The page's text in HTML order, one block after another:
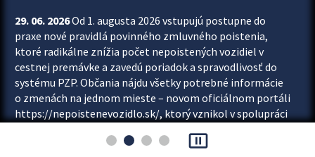
29. 06. 2026Od 1. augusta 2026 vstupujú postupne do
praxe nové pravidlá povinného zmluvného poistenia,
ktoré radikálne znížia počet nepoistených vozidiel v
cestnej premávke a zavedú poriadok a spravodlivosť do
systému PZP. Občania nájdu všetky potrebné informácie
o zmenách na jednom mieste – novom oficiálnom portáli
https://nepoistenevozidlo.sk/, ktorý vznikol v spolupráci
asociácie poisťovní (SLASPO) a Ministerstva vnútra SR.
pause_presentation